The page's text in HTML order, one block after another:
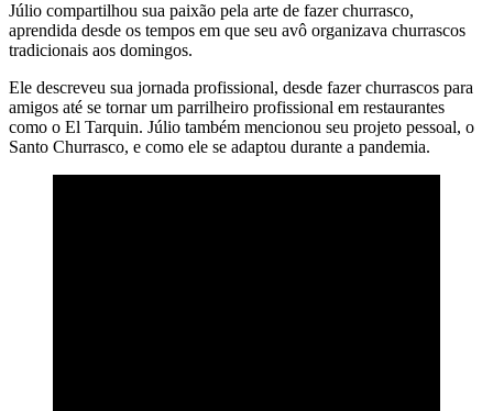
Júlio compartilhou sua paixão pela arte de fazer churrasco,
aprendida desde os tempos em que seu avô organizava churrascos
tradicionais aos domingos.
Ele descreveu sua jornada profissional, desde fazer churrascos para
amigos até se tornar um parrilheiro profissional em restaurantes
como o El Tarquin. Júlio também mencionou seu projeto pessoal, o
Santo Churrasco, e como ele se adaptou durante a pandemia.